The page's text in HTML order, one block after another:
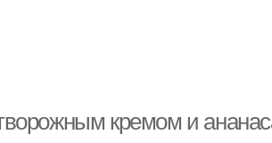
кремом и